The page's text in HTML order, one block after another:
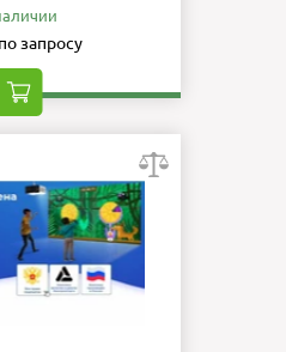
запросу